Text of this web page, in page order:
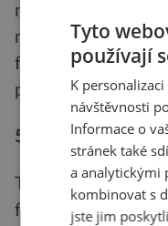
navštivte
nechat vytisknout
fotoplakáty v
podle vašich
5. Typy fotopapíru
Technologie vaší
fotopapír budete
Tyto
používají
K
návštěvnosti
Informace o
stránek také
a analytickými
kombinovat s
jste jim